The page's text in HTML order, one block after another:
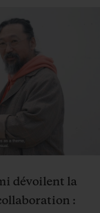
dévoilent la
: